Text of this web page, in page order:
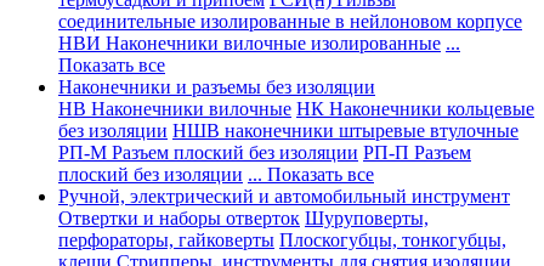
соединительные изолированные в нейлоновом корпусе
НВИ Наконечники вилочные изолированные ...
Показать все
Наконечники и разъемы без изоляции
НВ Наконечники вилочные НК Наконечники кольцевые
без изоляции НШВ наконечники штыревые втулочные
РП-М Разъем плоский без изоляции РП-П Разъем
плоский без изоляции ... Показать все
Ручной, электрический и автомобильный инструмент
Отвертки и наборы отверток Шуруповерты,
перфораторы, гайковерты Плоскогубцы, тонкогубцы,
клещи Стрипперы, инструменты для снятия изоляции